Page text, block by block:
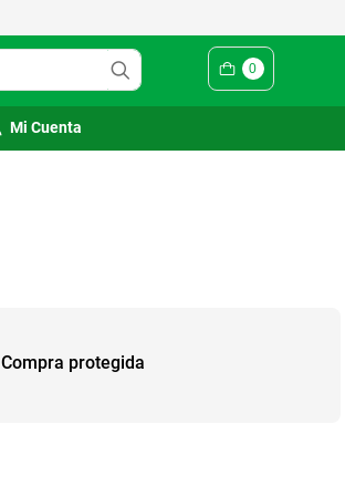
0
Mi Cuenta
Compra protegida